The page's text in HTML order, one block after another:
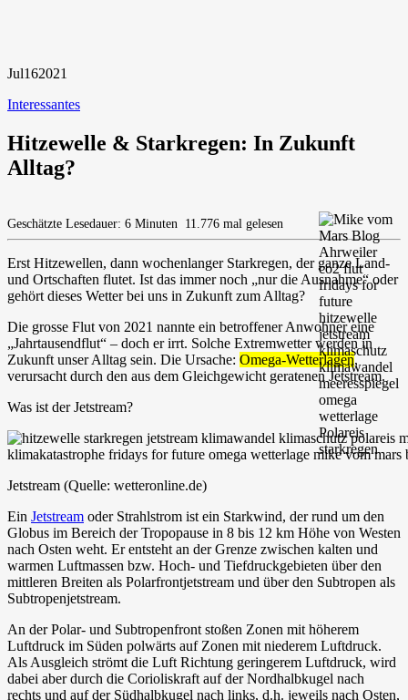
Jul162021
Interessantes
Hitzewelle & Starkregen: In Zukunft
Alltag?
Geschätzte Lesedauer: 6 Minuten 11.776 mal gelesen
Erst Hitzewellen, dann wochenlanger Starkregen, der ganze Land-
und Ortschaften flutet. Ist das immer noch „nur die Ausnahme“ oder
gehört dieses Wetter bei uns in Zukunft zum Alltag?
Die grosse Flut von 2021 nannte ein betroffener Anwohner eine
„Jahrtausendflut“ – doch er irrt. Solche Extremwetter werden in
Zukunft unser Alltag sein. Die Ursache: Omega-Wetterlagen,
verursacht durch den aus dem Gleichgewicht geratenen Jetstream.
Was ist der Jetstream?
Jetstream (Quelle: wetteronline.de)
Ein Jetstream oder Strahlstrom ist ein Starkwind, der rund um den
Globus im Bereich der Tropopause in 8 bis 12 km Höhe von Westen
nach Osten weht. Er entsteht an der Grenze zwischen kalten und
warmen Luftmassen bzw. Hoch- und Tiefdruckgebieten über den
mittleren Breiten als Polarfrontjetstream und über den Subtropen als
Subtropenjetstream.
An der Polar- und Subtropenfront stoßen Zonen mit höherem
Luftdruck im Süden polwärts auf Zonen mit niederem Luftdruck.
Als Ausgleich strömt die Luft Richtung geringerem Luftdruck, wird
dabei aber durch die Corioliskraft auf der Nordhalbkugel nach
rechts und auf der Südhalbkugel nach links, d.h. jeweils nach Osten,